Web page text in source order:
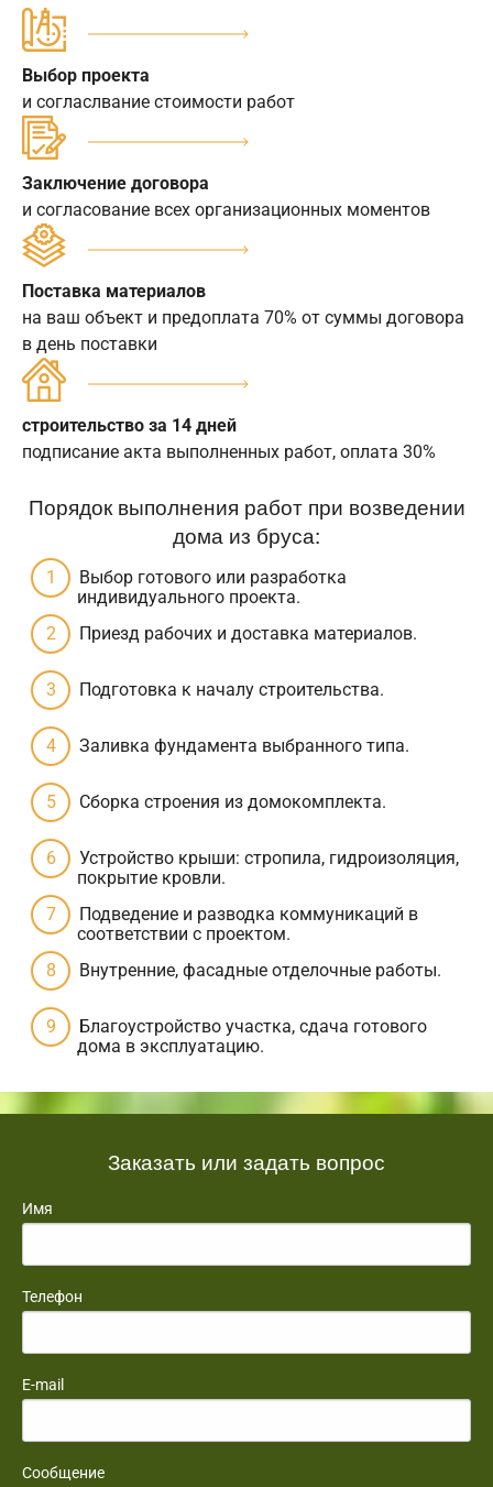
Выбор проекта
и согласлвание стоимости работ
Заключение договора
и согласование всех организационных моментов
Поставка материалов
на ваш объект и предоплата 70% от суммы договора
в день поставки
строительство за 14 дней
подписание акта выполненных работ, оплата 30%
Порядок выполнения работ при возведении
дома из бруса:
Выбор готового или разработка
индивидуального проекта.
Приезд рабочих и доставка материалов.
Подготовка к началу строительства.
Заливка фундамента выбранного типа.
Сборка строения из домокомплекта.
Устройство крыши: стропила, гидроизоляция,
покрытие кровли.
Подведение и разводка коммуникаций в
соответствии с проектом.
Внутренние, фасадные отделочные работы.
Благоустройство участка, сдача готового
дома в эксплуатацию.
Заказать или задать вопрос
Имя
Телефон
E-mail
Сообщение